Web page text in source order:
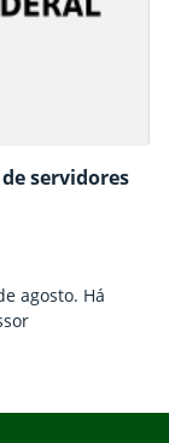
servidores
agosto. Há